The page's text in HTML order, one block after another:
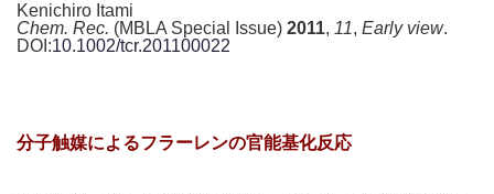
Kenichiro Itami
Chem. Rec. (MBLA Special Issue) 2011, 11, Early view.
DOI:10.1002/tcr.201100022
分子触媒によるフラーレンの官能基化反応